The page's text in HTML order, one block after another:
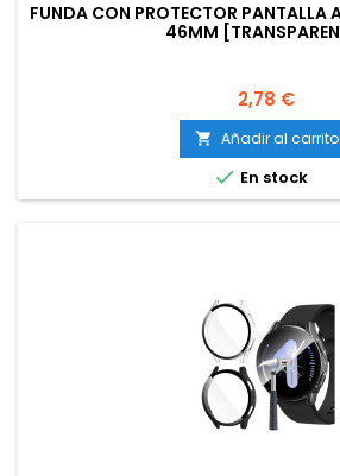
FUNDA CON PROTECTOR PANTALLA
46MM
Precio
2,78 €
 Añadir al carrito
 En stock